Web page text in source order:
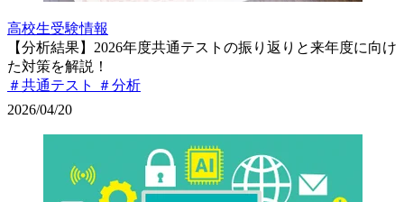
高校生受験情報
【分析結果】2026年度共通テストの振り返りと来年度に向け
た対策を解説！
＃共通テスト
＃分析
2026/04/20